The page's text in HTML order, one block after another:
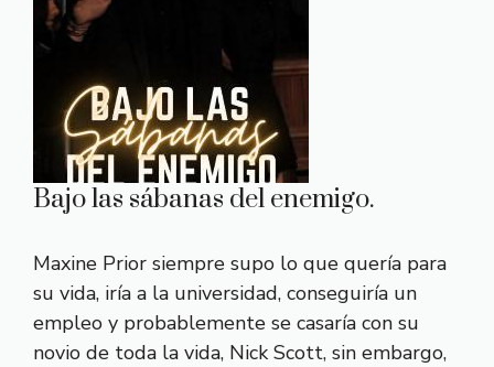
Bajo las sábanas del enemigo.
Maxine Prior siempre supo lo que quería para
su vida, iría a la universidad, conseguiría un
empleo y probablemente se casaría con su
novio de toda la vida, Nick Scott, sin embargo,